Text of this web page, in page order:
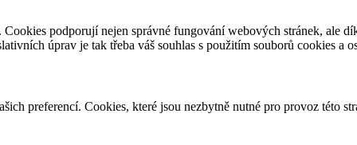
podporují nejen správné fungování webových stránek, ale
úprav je tak třeba váš souhlas s použitím souborů cookies a
preferencí. Cookies, které jsou nezbytně nutné pro provoz této